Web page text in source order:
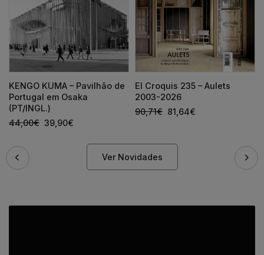
KENGO KUMA – Pavilhão de
Portugal em Osaka
(PT/INGL.)
44,00€ 39,90€
El Croquis 235 – Aulets
2003-2026
90,71€ 81,64€
Ver Novidades